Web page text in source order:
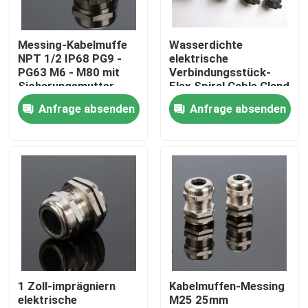
Über uns
Fabrik Tour
Qualitätskontrolle
Referenzen
Zipkabelbinder
Nylonkabelbinder
Messing-Kabelmuffe
NPT 1/2 IP68 PG9 -
PG63 M6 - M80 mit
Sicherungsmutter
Anfrage absenden
Wasserdichte
elektrische
Verbindungsstück-
Flex Spiral Cable Gland
Strain-Entlastung der
Drüsen-IP68
Anfrage absenden
1 Zoll-imprägniern
elektrische
Kabelmuffen-Messing
M25 25mm